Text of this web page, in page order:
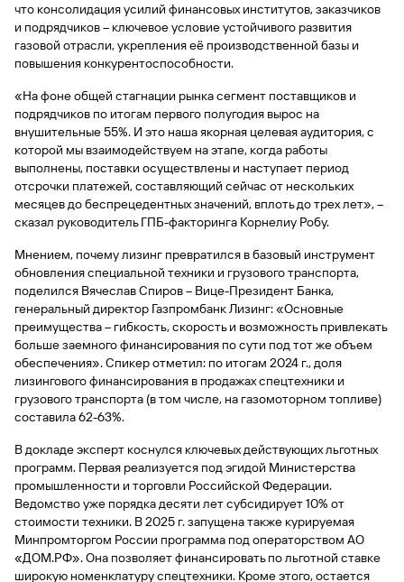
специальные
предложения
Газпром
«Плюс»
Информация
для
держателей
карт
карта-стикер
Банки-
партнеры
Gazprom
Pay
Федеральный
ФЗ
Как не
попасться
мошенникам?
Помощь по
полезно
Часто
задаваемые
вопросы
Калькулятор
вкладов
Быстрый
поиск
сайту
Вклады
Отчет о
кредитной
истории
Кредитный
помощник
Быстрый
поиск
по
сайту
Вклады
Открыть
брокерский
счет
Брокерское
обслуживание
Инвестиционные
продукты
доверительного
управления
Налоговый
вычет
Быстрый
поиск
по
сайту
Вклады
Отчет о
кредитной
истории
Станьте
партнером
Быстрый
поиск
по
сайту
Вклады
Кредитный
рейтинг
Отчет о
кредитной
истории
Станьте
партнером
Партнерам
Информация
для
партнеров
Быстрый
поиск
по
сайту
Gazprom
Pay
Интернет-
банк
Мобильное
приложение
GPB-
Trade
GorodPay
Открыть
брокерский
счет
Брокер-
Дистанционные
сервисы
Стать
клиентом
Отделения
банка
инкассация
с Moniron
касса 3 в 1 с
эквайрингом
Может
быть
115-ФЗ
для
бизнеса
115-ФЗ
для
среднего
бизнеса
Офисы
обслуживания
лиц
Документы
для
открытия
счета
сервисы
«Копии
документов»
и «Справки»
Быстрый
поиск
по
сайту
Вклады
Курсы
валют
оплата
таможенных
платежей
Быстрый
поиск
по
сайту
Вклады
по
сайту
Вклады
сайту
Вклады
что консолидация усилий финансовых институтов, заказчиков
и подрядчиков – ключевое условие устойчивого развития
газовой отрасли, укрепления её производственной базы и
повышения конкурентоспособности.
«На фоне общей стагнации рынка сегмент поставщиков и
подрядчиков по итогам первого полугодия вырос на
внушительные 55%. И это наша якорная целевая аудитория, с
которой мы взаимодействуем на этапе, когда работы
выполнены, поставки осуществлены и наступает период
отсрочки платежей, составляющий сейчас от нескольких
месяцев до беспрецедентных значений, вплоть до трех лет», –
сказал руководитель ГПБ-факторинга Корнелиу Робу.
Мнением, почему лизинг превратился в базовый инструмент
обновления специальной техники и грузового транспорта,
поделился Вячеслав Спиров – Вице-Президент Банка,
генеральный директор Газпромбанк Лизинг: «Основные
преимущества – гибкость, скорость и возможность привлекать
больше заемного финансирования по сути под тот же объем
обеспечения». Спикер отметил: по итогам 2024 г., доля
лизингового финансирования в продажах спецтехники и
грузового транспорта (в том числе, на газомоторном топливе)
составила 62-63%.
В докладе эксперт коснулся ключевых действующих льготных
программ. Первая реализуется под эгидой Министерства
промышленности и торговли Российской Федерации.
Ведомство уже порядка десяти лет субсидирует 10% от
стоимости техники. В 2025 г. запущена также курируемая
Минпромторгом России программа под операторством АО
«ДОМ.РФ». Она позволяет финансировать по льготной ставке
широкую номенклатуру спецтехники. Кроме этого, остается